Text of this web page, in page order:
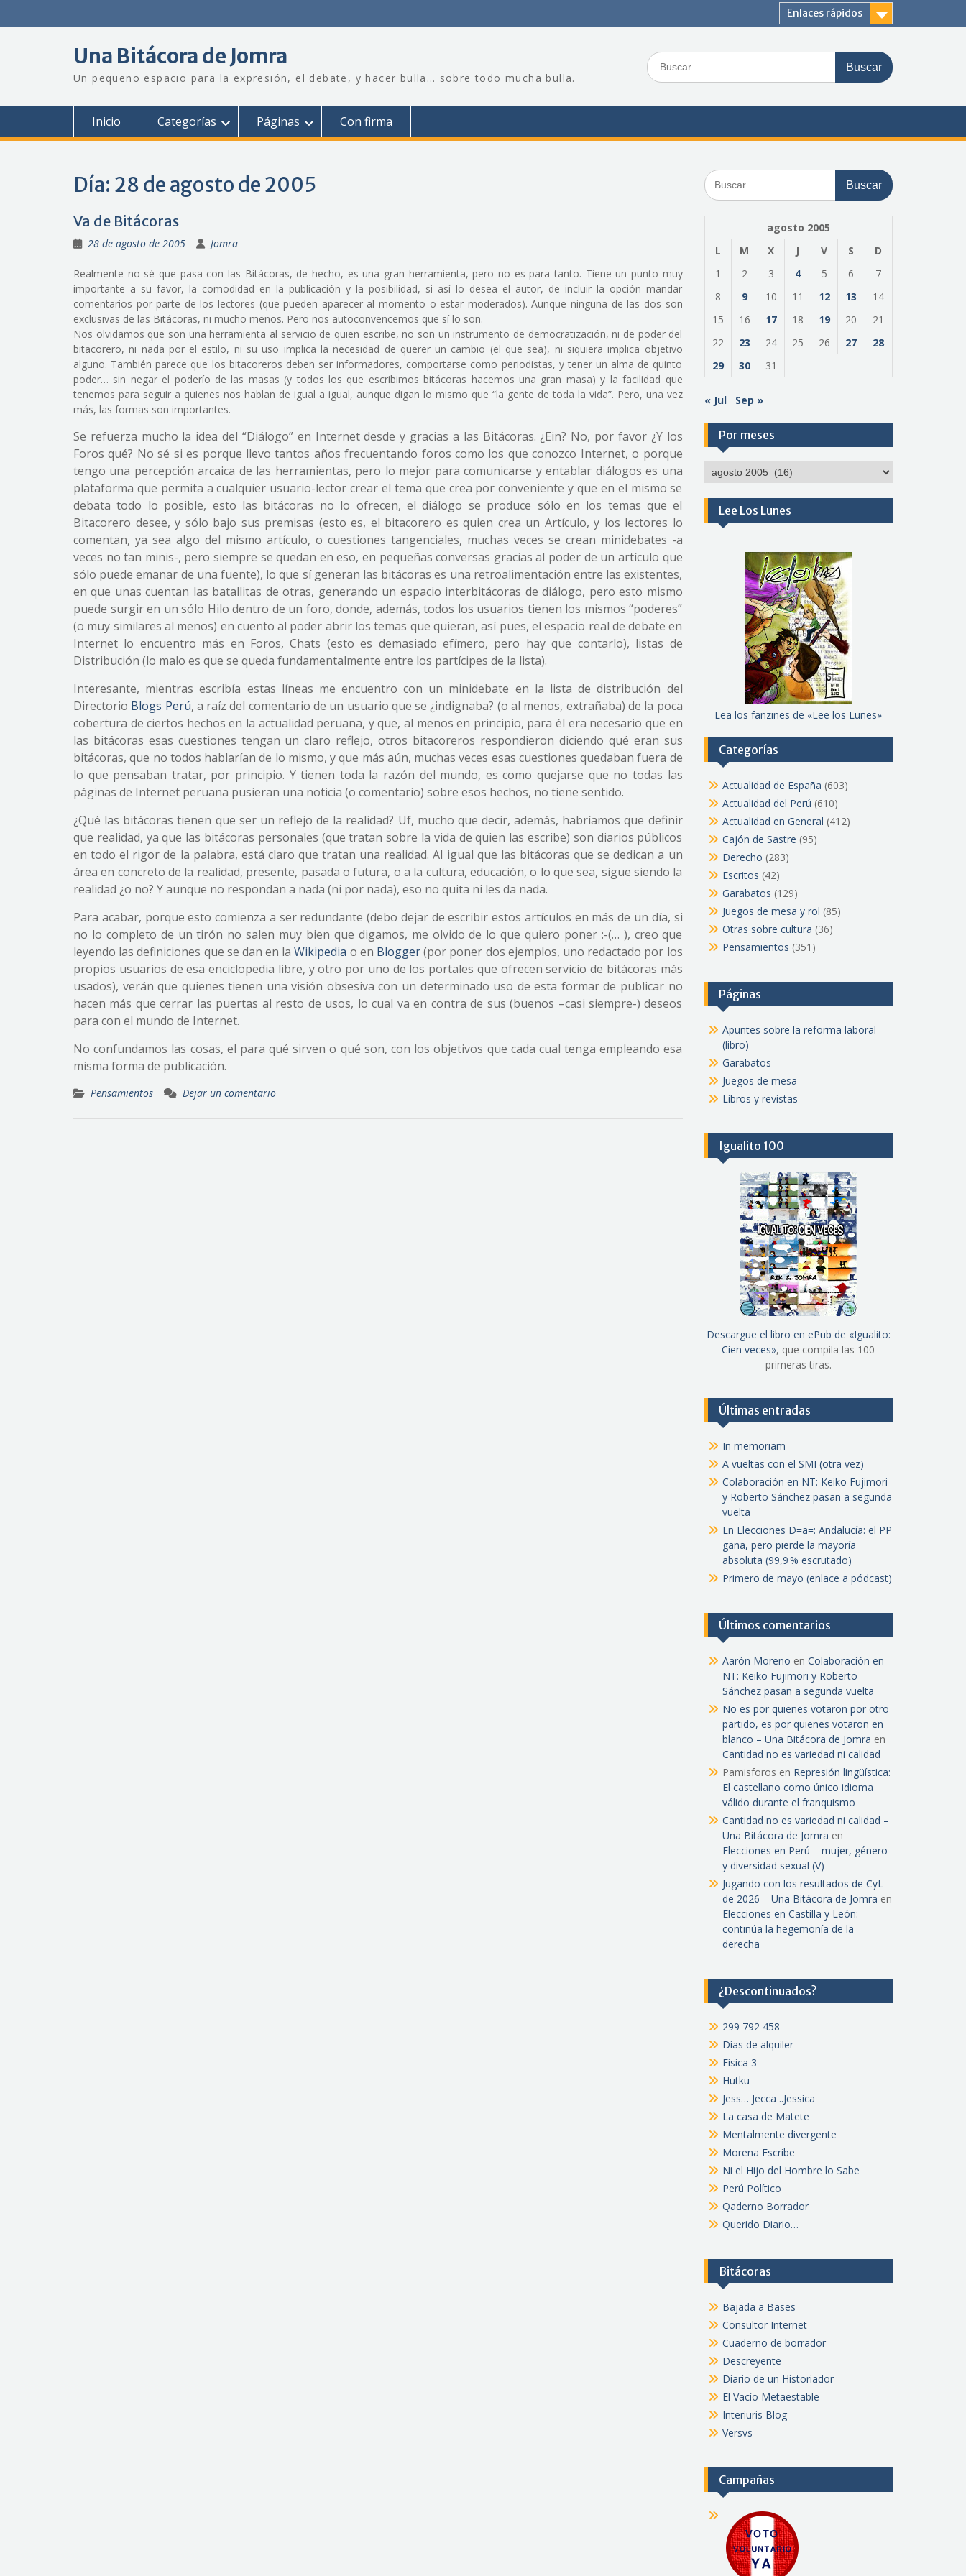
Enlaces rápidos
Una Bitácora de Jomra
Un pequeño espacio para la expresión, el debate, y hacer bulla… sobre todo mucha bulla.
Buscar:
Inicio Categorías Páginas Con firma
Día: 28 de agosto de 2005
Va de Bitácoras
28 de agosto de 2005 Jomra
Realmente no sé que pasa con las Bitácoras, de hecho, es una gran herramienta, pero no es para tanto. Tiene un punto muy
importante a su favor, la comodidad en la publicación y la posibilidad, si así lo desea el autor, de incluir la opción mandar
comentarios por parte de los lectores (que pueden aparecer al momento o estar moderados). Aunque ninguna de las dos son
exclusivas de las Bitácoras, ni mucho menos. Pero nos autoconvencemos que sí lo son.
Nos olvidamos que son una herramienta al servicio de quien escribe, no son un instrumento de democratización, ni de poder del
bitacorero, ni nada por el estilo, ni su uso implica la necesidad de querer un cambio (el que sea), ni siquiera implica objetivo
alguno. También parece que los bitacoreros deben ser informadores, comportarse como periodistas, y tener un alma de quinto
poder… sin negar el poderío de las masas (y todos los que escribimos bitácoras hacemos una gran masa) y la facilidad que
tenemos para seguir a quienes nos hablan de igual a igual, aunque digan lo mismo que “la gente de toda la vida”. Pero, una vez
más, las formas son importantes.
Se refuerza mucho la idea del “Diálogo” en Internet desde y gracias a las Bitácoras. ¿Ein? No, por favor ¿Y los
Foros qué? No sé si es porque llevo tantos años frecuentando foros como los que conozco Internet, o porque
tengo una percepción arcaica de las herramientas, pero lo mejor para comunicarse y entablar diálogos es una
plataforma que permita a cualquier usuario-lector crear el tema que crea por conveniente y que en el mismo se
debata todo lo posible, esto las bitácoras no lo ofrecen, el diálogo se produce sólo en los temas que el
Bitacorero desee, y sólo bajo sus premisas (esto es, el bitacorero es quien crea un Artículo, y los lectores lo
comentan, ya sea algo del mismo artículo, o cuestiones tangenciales, muchas veces se crean minidebates -a
veces no tan minis-, pero siempre se quedan en eso, en pequeñas conversas gracias al poder de un artículo que
sólo puede emanar de una fuente), lo que sí generan las bitácoras es una retroalimentación entre las existentes,
en que unas cuentan las batallitas de otras, generando un espacio interbitácoras de diálogo, pero esto mismo
puede surgir en un sólo Hilo dentro de un foro, donde, además, todos los usuarios tienen los mismos “poderes”
(o muy similares al menos) en cuento al poder abrir los temas que quieran, así pues, el espacio real de debate en
Internet lo encuentro más en Foros, Chats (esto es demasiado efímero, pero hay que contarlo), listas de
Distribución (lo malo es que se queda fundamentalmente entre los partícipes de la lista).
Interesante, mientras escribía estas líneas me encuentro con un minidebate en la lista de distribución del
Directorio Blogs Perú, a raíz del comentario de un usuario que se ¿indignaba? (o al menos, extrañaba) de la poca
cobertura de ciertos hechos en la actualidad peruana, y que, al menos en principio, para él era necesario que en
las bitácoras esas cuestiones tengan un claro reflejo, otros bitacoreros respondieron diciendo qué eran sus
bitácoras, que no todos hablarían de lo mismo, y que más aún, muchas veces esas cuestiones quedaban fuera de
lo que pensaban tratar, por principio. Y tienen toda la razón del mundo, es como quejarse que no todas las
páginas de Internet peruana pusieran una noticia (o comentario) sobre esos hechos, no tiene sentido.
¿Qué las bitácoras tienen que ser un reflejo de la realidad? Uf, mucho que decir, además, habríamos que definir
que realidad, ya que las bitácoras personales (que tratan sobre la vida de quien las escribe) son diarios públicos
en todo el rigor de la palabra, está claro que tratan una realidad. Al igual que las bitácoras que se dedican a un
área en concreto de la realidad, presente, pasada o futura, o a la cultura, educación, o lo que sea, sigue siendo la
realidad ¿o no? Y aunque no respondan a nada (ni por nada), eso no quita ni les da nada.
Para acabar, porque esto comienza a ser redundante (debo dejar de escribir estos artículos en más de un día, si
no lo completo de un tirón no salen muy bien que digamos, me olvido de lo que quiero poner :-(… ), creo que
leyendo las definiciones que se dan en laWikipedia o en Blogger(por poner dos ejemplos, uno redactado por los
propios usuarios de esa enciclopedia libre, y otro por uno de los portales que ofrecen servicio de bitácoras más
usados), verán que quienes tienen una visión obsesiva con un determinado uso de esta formar de publicar no
hacen más que cerrar las puertas al resto de usos, lo cual va en contra de sus (buenos –casi siempre-) deseos
para con el mundo de Internet.
No confundamos las cosas, el para qué sirven o qué son, con los objetivos que cada cual tenga empleando esa
misma forma de publicación.
Pensamientos Dejar un comentario
Buscar:
agosto 2005
L
M X J V S
D
1
2 3 4 5 6
7
8
9 10 11 12 13
14
15
16 17 18 19 20
21
22
23 24 25 26 27
28
29
30 31
« Jul Sep »
Por meses
Por
Lee Los Lunes
Lea los fanzines de «Lee los Lunes»
Categorías
Actualidad de España (603)
Actualidad del Perú (610)
Actualidad en General (412)
Cajón de Sastre (95)
Derecho (283)
Escritos (42)
Garabatos (129)
Juegos de mesa y rol (85)
Otras sobre cultura (36)
Pensamientos (351)
Páginas
Apuntes sobre la reforma laboral
(libro)
Garabatos
Juegos de mesa
Libros y revistas
Igualito 100
Descargue el libro en ePub de «Igualito:
Cien veces», que compila las 100
primeras tiras.
Últimas entradas
In memoriam
A vueltas con el SMI (otra vez)
Colaboración en NT: Keiko Fujimori
y Roberto Sánchez pasan a segunda
vuelta
En Elecciones D=a=: Andalucía: el PP
gana, pero pierde la mayoría
absoluta (99,9 % escrutado)
Primero de mayo (enlace a pódcast)
Últimos comentarios
Aarón Moreno en Colaboración en
NT: Keiko Fujimori y Roberto
Sánchez pasan a segunda vuelta
No es por quienes votaron por otro
partido, es por quienes votaron en
blanco – Una Bitácora de Jomra en
Cantidad no es variedad ni calidad
Pamisforos en Represión lingüística:
El castellano como único idioma
válido durante el franquismo
Cantidad no es variedad ni calidad –
Una Bitácora de Jomra en
Elecciones en Perú – mujer, género
y diversidad sexual (V)
Jugando con los resultados de CyL
de 2026 – Una Bitácora de Jomra en
Elecciones en Castilla y León:
continúa la hegemonía de la
derecha
¿Descontinuados?
299 792 458
Días de alquiler
Física 3
Hutku
Jess… Jecca ..Jessica
La casa de Matete
Mentalmente divergente
Morena Escribe
Ni el Hijo del Hombre lo Sabe
Perú Político
Qaderno Borrador
Querido Diario…
Bitácoras
Bajada a Bases
Consultor Internet
Cuaderno de borrador
Descreyente
Diario de un Historiador
El Vacío Metaestable
Interiuris Blog
Versvs
Campañas